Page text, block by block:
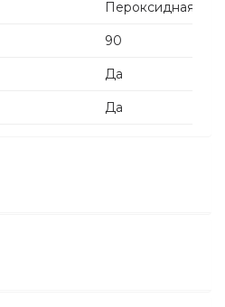
Пероксидная
90
Да
Да